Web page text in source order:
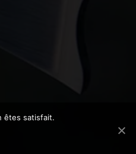
êtes satisfait.